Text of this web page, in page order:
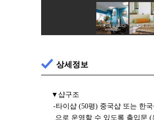
상세정보
▼샵구조
-타이샵 (50평) 중국샵 또는 한
으로 운영할 수 있도록 출입문